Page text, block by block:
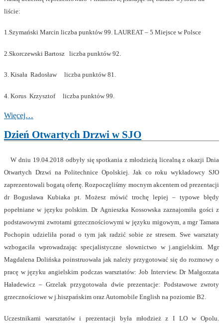
liście:
1.Szymański Marcin liczba punktów 99. LAUREAT – 5 Miejsce w Polsce
2.Skorczewski Bartosz liczba punktów 92.
3. Kisała Radosław liczba punktów 81.
4. Korus Krzysztof liczba punktów 99.
Więcej…
Dzień Otwartych Drzwi w SJO
W dniu 19.04.2018 odbyły się spotkania z młodzieżą licealną z okazji Dnia
Otwartych Drzwi na Politechnice Opolskiej. Jak co roku wykładowcy SJO
zaprezentowali bogatą ofertę. Rozpoczęliśmy mocnym akcentem od prezentacji
dr Bogusława Kubiaka pt. Możesz mówić trochę lepiej – typowe błędy
popełniane w języku polskim. Dr Agnieszka Kossowska zaznajomiła gości z
podstawowymi zwrotami grzecznościowymi w języku migowym, a mgr Tamara
Pochopin udzieliła porad o tym jak radzić sobie ze stresem. Swe warsztaty
wzbogaciła wprowadzając specjalistyczne słownictwo w j.angielskim. Mgr
Magdalena Dolińska poinstruowała jak należy przygotować się do rozmowy o
pracę w języku angielskim podczas warsztatów: Job Interview. Dr Małgorzata
Haładewicz – Grzelak przygotowała dwie prezentacje: Podstawowe zwroty
grzecznościowe w j.hiszpańskim oraz Automobile English na poziomie B2.
Uczestnikami warsztatów i prezentacji była młodzież z I LO w Opolu.